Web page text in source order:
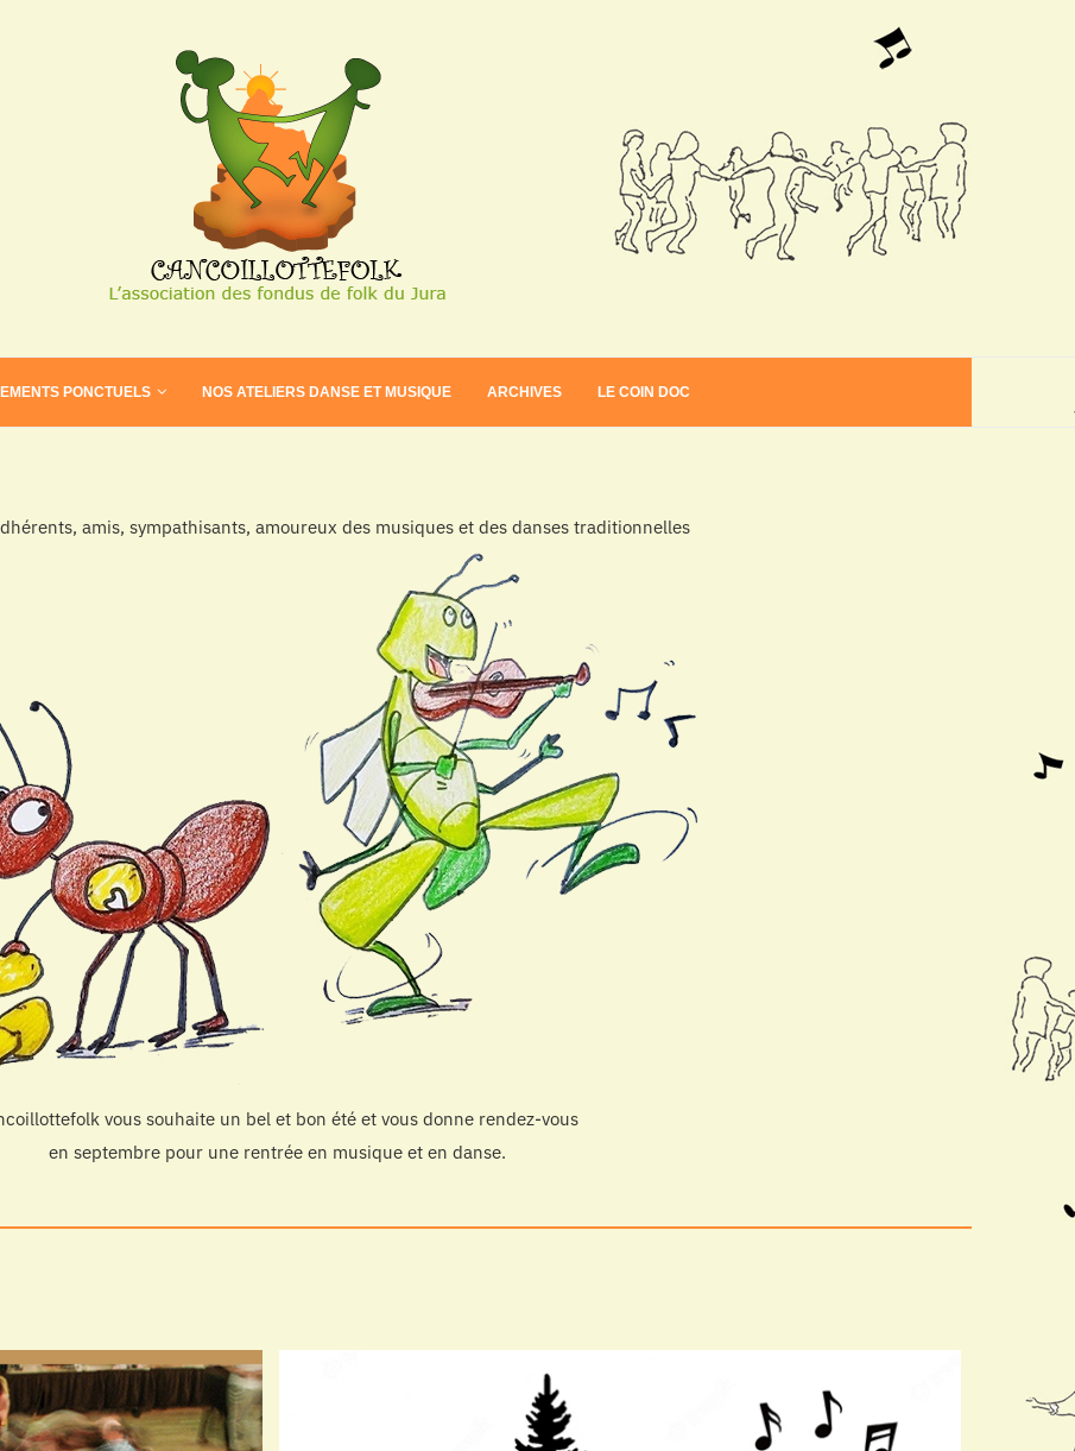
PONCTUELS NOS ATELIERS DANSE ET MUSIQUE ARCHIVES LE COIN DOC
amis, sympathisants, amoureux des musiques et des danses traditionnelles
vous souhaite un bel et bon été et vous donne rendez-vous
en septembre pour une rentrée en musique et en danse.